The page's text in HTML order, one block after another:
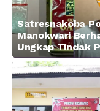
Satresnakoba
Manokwari
Ungkap Tindak
Narkotika
Jenis Sabu di
Swapen
Manokwari